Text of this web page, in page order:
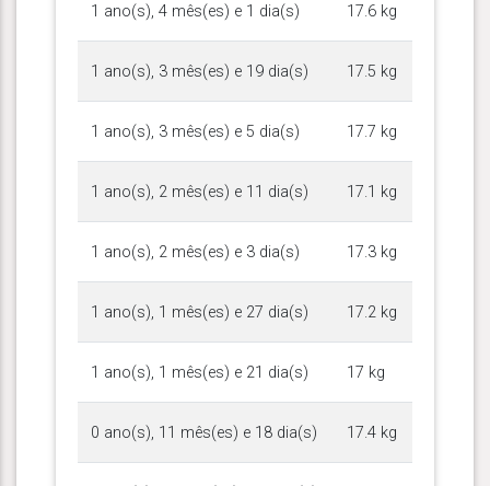
1 ano(s), 4 mês(es) e 1 dia(s) 17.6 kg
1 ano(s), 3 mês(es) e 19 dia(s) 17.5 kg
1 ano(s), 3 mês(es) e 5 dia(s) 17.7 kg
1 ano(s), 2 mês(es) e 11 dia(s) 17.1 kg
1 ano(s), 2 mês(es) e 3 dia(s) 17.3 kg
1 ano(s), 1 mês(es) e 27 dia(s) 17.2 kg
1 ano(s), 1 mês(es) e 21 dia(s) 17 kg
0 ano(s), 11 mês(es) e 18 dia(s) 17.4 kg